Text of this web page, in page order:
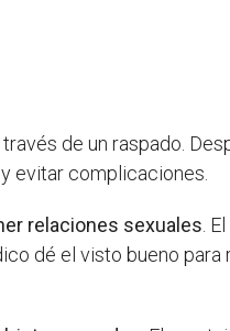
de un raspado.
evitar complicaciones.
relaciones sexuales .
dé el visto bueno para